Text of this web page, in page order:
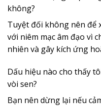
không?
Tuyệt đối không nên để
với niêm mạc âm đạo vì
nhiên và gây kích ứng
Dấu hiệu nào cho thấy
vòi sen?
Bạn nên dừng lại nếu